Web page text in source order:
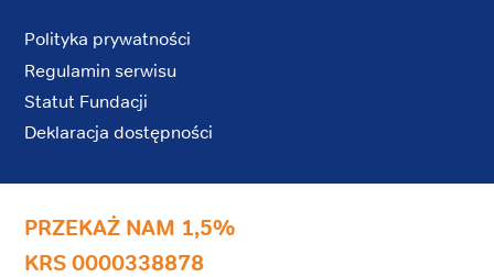
Polityka prywatności
Regulamin serwisu
Statut Fundacji
Deklaracja dostępności
PRZEKAŻ NAM 1,5%
KRS 0000338878